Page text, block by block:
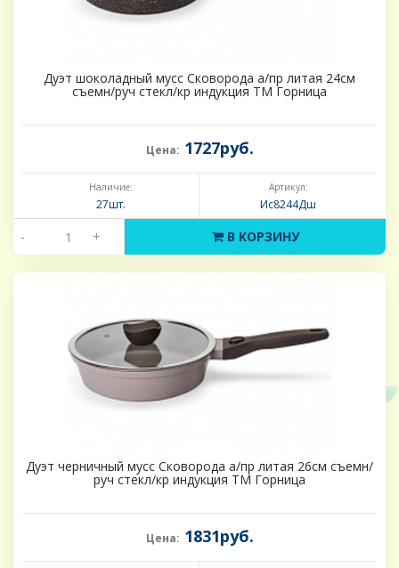
Дуэт шоколадный мусс Сковорода а/пр литая 24см
съемн/руч стекл/кр индукция ТМ Горница
Цена: 1727руб.
Наличие:
27шт.
Артикул:
Ис8244Дш
- + В КОРЗИНУ
Дуэт черничный мусс Сковорода а/пр литая 26см съемн/
руч стекл/кр индукция ТМ Горница
Цена: 1831руб.